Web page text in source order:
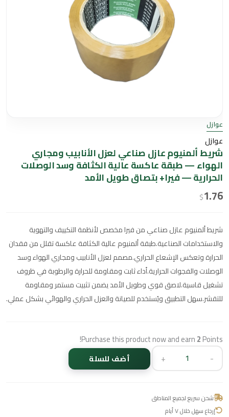
عوازل
عوازل
شريط ألمنيوم عازل صناعي لعزل الأنابيب ومجاري
الهواء — طبقة عاكسة عالية الكثافة وسد الوصلات
الحرارية — فيرا+ بتصاق طويل الأمد
$1.76
شريط ألمنيوم عازل صناعي من فيرا مخصص لأنظمة التكييف والتهوية
والاستخدامات الصناعية.طبقة ألمنيوم عالية الكثافة عاكسة تقلل من فقدان
الحرارة وتعكس الإشعاع الحراري.مصمم لعزل الأنابيب ومجاري الهواء وسد
الوصلات والفجوات الحرارية.أداء ثابت ومقاومة للحرارة والرطوبة في ظروف
تشغيل قاسية.لاصق قوي وطويل الأمد يضمن تثبيت مستمر ومقاومة
للتقشر.سهل التطبيق ويُستخدم للصيانة والعزل الحراري والهوائي بشكل عملي.
Purchase this product now and earn2Points!
-
+ أضف للسلة
شحن سريع لجميع المناطق
إرجاع سهل خلال ٧ أيام